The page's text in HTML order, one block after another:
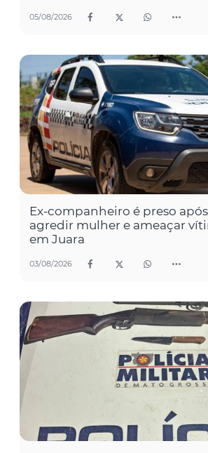
05/08/2026
Ex-companheiro é preso
agredir mulher e ameaçar
em Juara
03/08/2026